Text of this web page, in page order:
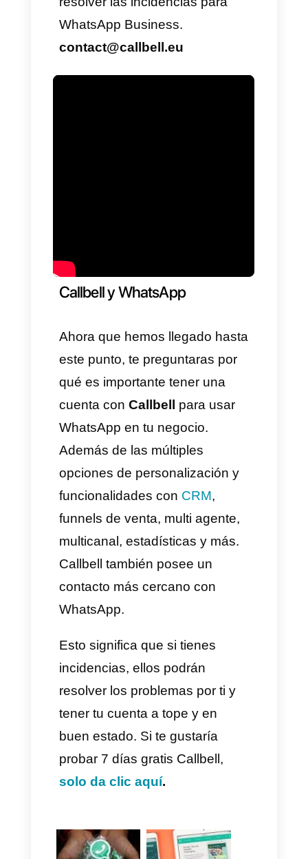
chat el cual podemos identificar
porque está marcado con un
check verde y usa números de
se encuentra en su página web
y es tan simple como
formulario de contacto que nos
pide rellenar la página web, una
vez enviemos la consulta,
WhatsApp nos contactara de la
manera preferida seleccionada.
4)WhatsApp business
support:Por último tenemos el
canal de soporte para
WhatsApp Business, este canal
es diferente al normal y la idea
aquí es enviar un correo
electrónico directamente a la
cuenta que se encarga de
resolver las incidencias para
WhatsApp Business.
contact@callbell.eu